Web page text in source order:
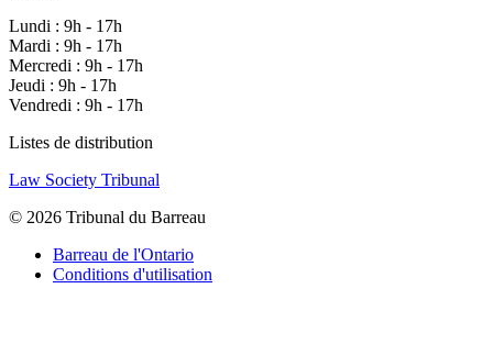
Lundi : 9h - 17h
Mardi : 9h - 17h
Mercredi : 9h - 17h
Jeudi : 9h - 17h
Vendredi : 9h - 17h
Listes de distribution
Law Society Tribunal
© 2026 Tribunal du Barreau
Barreau de l'Ontario
Conditions d'utilisation